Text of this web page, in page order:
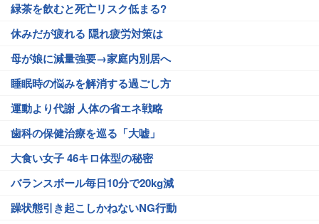
緑茶を飲むと死亡リスク低まる?
休みだが疲れる 隠れ疲労対策は
母が娘に減量強要→家庭内別居へ
睡眠時の悩みを解消する過ごし方
運動より代謝 人体の省エネ戦略
歯科の保健治療を巡る「大嘘」
大食い女子 46キロ体型の秘密
バランスボール毎日10分で20kg減
躁状態引き起こしかねないNG行動